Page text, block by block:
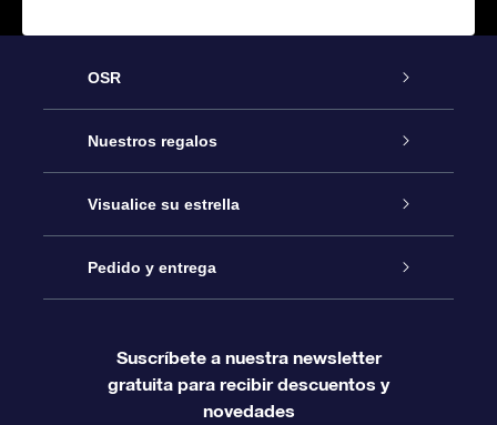
OSR
Atención
Contáctanos
Blog
Reseñas
Nuestros regalos
Regalo Estrella Online
Paquete de Regalo OSR
Tarjeta de Regalo OSR
Visualice su estrella
Registro estelar
Página de Estrella Personalizada
Pedido y entrega
Información de Pago
Suscríbete a nuestra newsletter
gratuita para recibir descuentos y
novedades